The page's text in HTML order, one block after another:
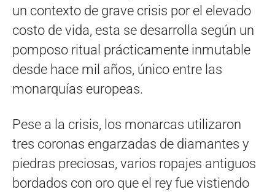
un contexto de grave crisis por el elevado
costo de vida, esta se desarrolla según un
pomposo ritual prácticamente inmutable
desde hace mil años, único entre las
monarquías europeas.
Pese a la crisis, los monarcas utilizaron
tres coronas engarzadas de diamantes y
piedras preciosas, varios ropajes antiguos
bordados con oro que el rey fue vistiendo